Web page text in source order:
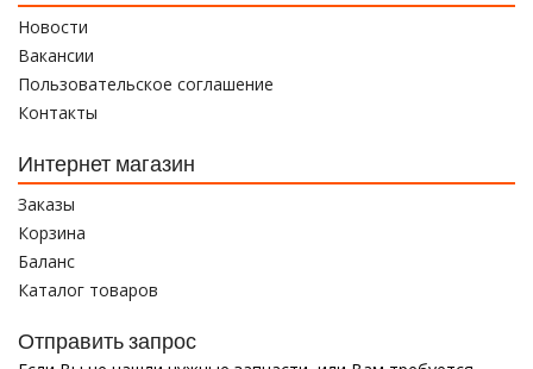
Новости
Вакансии
Пользовательское соглашение
Контакты
Интернет магазин
Заказы
Корзина
Баланс
Каталог товаров
Отправить запрос